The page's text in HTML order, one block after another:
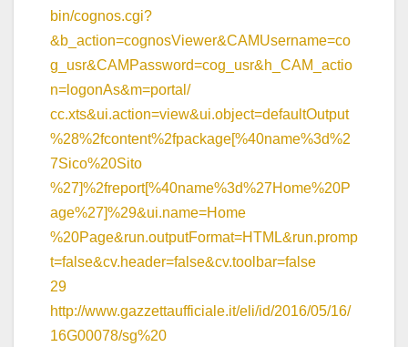
bin/cognos.cgi?
&b_action=cognosViewer&CAMUsername=co
g_usr&CAMPassword=cog_usr&h_CAM_actio
n=logonAs&m=portal/
cc.xts&ui.action=view&ui.object=defaultOutput
%28%2fcontent%2fpackage[%40name%3d%2
7Sico%20Sito
%27]%2freport[%40name%3d%27Home%20P
age%27]%29&ui.name=Home
%20Page&run.outputFormat=HTML&run.promp
t=false&cv.header=false&cv.toolbar=false
29
http://www.gazzettaufficiale.it/eli/id/2016/05/16/
16G00078/sg%20